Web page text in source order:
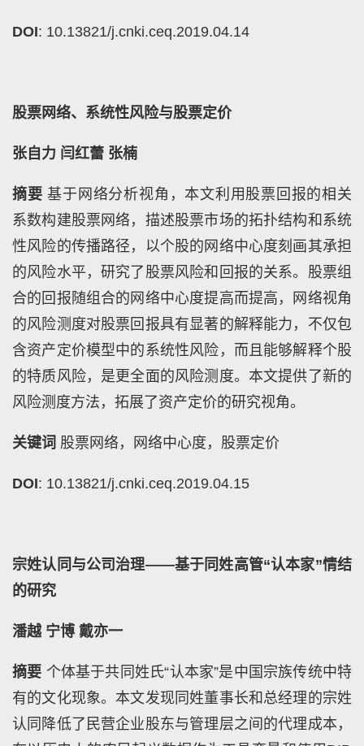
DOI: 10.13821/j.cnki.ceq.2019.04.14
股票网络、系统性风险与股票定价
张自力 闫红蕾 张楠
摘要 基于网络分析视角，本文利用股票回报的相关
系数构建股票网络，描述股票市场的拓扑结构和系统
性风险的传播路径，以个股的网络中心度刻画其承担
的风险水平，研究了股票风险和回报的关系。股票组
合的回报随组合的网络中心度提高而提高，网络视角
的风险测度对股票回报具有显著的解释能力，不仅包
含资产定价模型中的系统性风险，而且能够解释个股
的特质风险，是更全面的风险测度。本文提供了新的
风险测度方法，拓展了资产定价的研究视角。
关键词 股票网络，网络中心度，股票定价
DOI: 10.13821/j.cnki.ceq.2019.04.15
宗姓认同与公司治理——基于同姓高管“认本家”情结
的研究
潘越 宁博 戴亦一
摘要 个体基于共同姓氏“认本家”是中国宗族传统中特
有的文化现象。本文发现同姓董事长和总经理的宗姓
认同降低了民营企业股东与管理层之间的代理成本，